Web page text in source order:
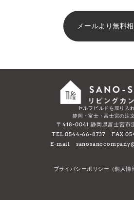
メールより無料
セルフビルドを取り入
静岡・富士・富士宮の注
〒418-0041 静岡県富士宮市
TEL 0544-66-8737 FAX
E-mail
プライバシーポリシー（個人情